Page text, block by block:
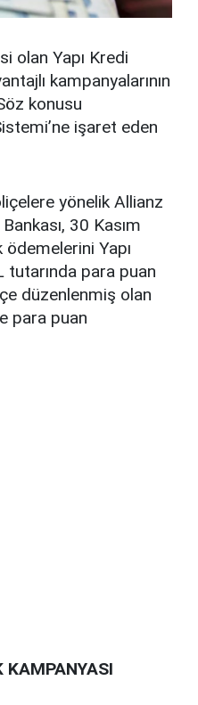
olan Yapı Kredi
kampanyalarının
konusu
işaret eden
yönelik Allianz
30 Kasım
Yapı
para puan
düzenlenmiş olan
para puan
KAMPANYASI